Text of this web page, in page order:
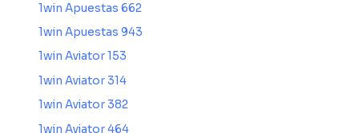
1win Apuestas 662
1win Apuestas 943
1win Aviator 153
1win Aviator 314
1win Aviator 382
1win Aviator 464